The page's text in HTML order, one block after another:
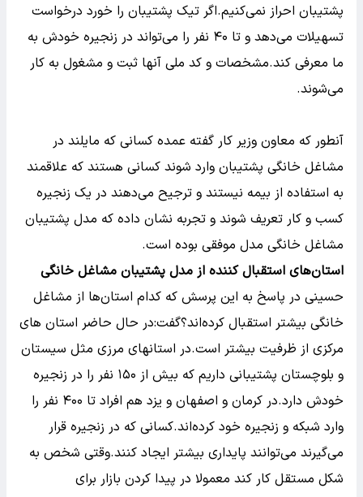
پشتیبان احراز نمی‌کنیم.اگر تیک پشتیبان را خورد درخواست
تسهیلات می‌دهد و تا ۴۰ نفر را می‌تواند در زنجیره خودش به
ما معرفی کند.مشخصات و کد ملی آنها ثبت و مشغول به کار
می‌شوند.
آنطور که معاون وزیر کار گفته عمده کسانی که مایلند در
مشاغل خانگی پشتیبان وارد شوند کسانی هستند که علاقمند
به استفاده از بیمه نیستند و ترجیح می‌دهند در یک زنجیره
کسب و کار تعریف شوند و تجربه‌ نشان داده که مدل پشتیبان
مشاغل خانگی مدل موفقی بوده است.
استان‌های استقبال کننده از مدل پشتیبان مشاغل خانگی
حسینی در پاسخ به این پرسش که کدام استان‌ها از مشاغل
خانگی بیشتر استقبال کرده‌اند؟گفت:در حال حاضر استان های
مرکزی از ظرفیت بیشتر است.در استانهای مرزی مثل سیستان
و بلوچستان پشتیبانی داریم که بیش از ۱۵۰ نفر را در زنجیره
خودش دارد.در کرمان و اصفهان و یزد هم افراد تا ۴۰۰ نفر را
وارد شبکه و زنجیره خود کرده‌اند.کسانی که در زنجیره قرار
می‌گیرند می‌توانند پایداری بیشتر ایجاد کنند.وقتی شخص به
شکل مستقل کار کند معمولا در پیدا کردن بازار برای